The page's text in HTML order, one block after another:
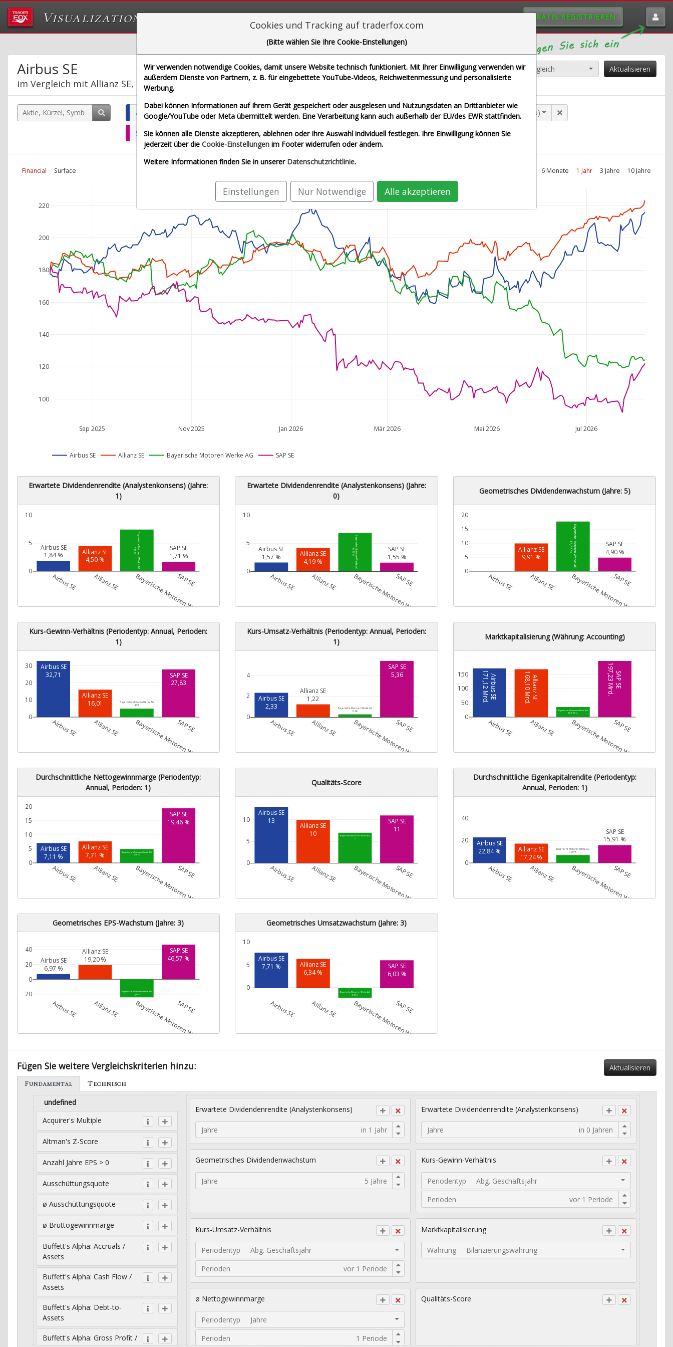
Visualizations GRATIS REGISTRIEREN
Airbus SE
im Vergleich mit Allianz SE, Bayerische Motoren Werke AG und SAP SE
Alle Aktien entfernen Standard-Vergleich Aktualisieren
Airbus SE (Echtzeit Euro) Allianz SE (Echtzeit Euro) Bayerische Motoren Werke AG (Echtzeit Euro)
SAP SE (Echtzeit Euro)
Financial Surface 6 Monate 1 Jahr 3 Jahre 10 Jahre
Sep 2025 Nov 2025 Jan 2026 Mär 2026 Mai 2026 Jul 2026
100
120
140
160
180
200
220
Airbus SE Allianz SE Bayerische Motoren Werke AG SAP SE
Erwartete Dividendenrendite (Analystenkonsens) (Jahre:
1)
Airbus SE
1,84 % Allianz SE
4,50 % Bayerische Motoren Werke AG
7,43 % SAP SE
1,71 %
Airbus SE Allianz SE Bayerische Motoren Werke AG
SAP SE
0
5
10
Erwartete Dividendenrendite (Analystenkonsens) (Jahre:
0)
Airbus SE
1,57 % Allianz SE
4,19 % Bayerische Motoren Werke AG
6,82 % SAP SE
1,55 %
Airbus SE Allianz SE Bayerische Motoren Werke AG
SAP SE
0
5
10
Geometrisches Dividendenwachstum (Jahre: 5)
Allianz SE
9,91 % Bayerische Motoren Werke AG
17,75 % SAP SE
4,90 %
Airbus SE Allianz SE Bayerische Motoren Werke AG
SAP SE
0
5
10
15
20
Kurs-Gewinn-Verhältnis (Periodentyp: Annual, Perioden:
1)
Airbus SE
32,71
Allianz SE
16,01 Bayerische Motoren Werke AG
4,98
SAP SE
27,83
Airbus SE Allianz SE Bayerische Motoren Werke AG
SAP SE
0
10
20
30
Kurs-Umsatz-Verhältnis (Periodentyp: Annual, Perioden:
1)
Airbus SE
2,33
Allianz SE
1,22
Bayerische Motoren Werke AG
0,26
SAP SE
5,36
Airbus SE Allianz SE Bayerische Motoren Werke AG
SAP SE
0
2
4
Marktkapitalisierung (Währung: Accounting)
Airbus SE
171,12 Mrd. Allianz SE
168,10 Mrd.
Bayerische Motoren Werke AG
35,35 Mrd.
SAP SE
197,23 Mrd.
Airbus SE Allianz SE Bayerische Motoren Werke AG
SAP SE
0
50
100
150
Durchschnittliche Nettogewinnmarge (Periodentyp:
Annual, Perioden: 1)
Airbus SE
7,11 %
Allianz SE
7,71 %
Bayerische Motoren Werke AG
4,98 %
SAP SE
19,46 %
Airbus SE Allianz SE Bayerische Motoren Werke AG
SAP SE
0
5
10
15
20
Qualitäts-Score
Airbus SE
13
Allianz SE
10
Bayerische Motoren Werke AG
7
SAP SE
11
Airbus SE Allianz SE Bayerische Motoren Werke AG
SAP SE
0
5
10
Durchschnittliche Eigenkapitalrendite (Periodentyp:
Annual, Perioden: 1)
Airbus SE
22,84 % Allianz SE
17,24 %
Bayerische Motoren Werke AG
7,07 %
SAP SE
15,91 %
Airbus SE Allianz SE Bayerische Motoren Werke AG
SAP SE
0
20
40
Geometrisches EPS-Wachstum (Jahre: 3)
Airbus SE
6,97 %
Allianz SE
19,20 %
Bayerische Motoren Werke AG
-24,21 %
SAP SE
46,57 %
Airbus SE Allianz SE Bayerische Motoren Werke AG
SAP SE
−20
0
20
40
Geometrisches Umsatzwachstum (Jahre: 3)
Airbus SE
7,71 % Allianz SE
6,34 %
Bayerische Motoren Werke AG
-2,19 %
SAP SE
6,03 %
Airbus SE Allianz SE Bayerische Motoren Werke AG
SAP SE
0
5
10
Fügen Sie weitere Vergleichskriterien hinzu: Aktualisieren
Fundamental Technisch
undefined
Acquirer's Multiple
Altman's Z-Score
Anzahl Jahre EPS > 0
Ausschüttungsquote
ø Ausschüttungsquote
ø Bruttogewinnmarge
Buffett's Alpha: Accruals /
Assets
Buffett's Alpha: Cash Flow /
Assets
Buffett's Alpha: Debt-to-
Assets
Buffett's Alpha: Gross Profit /
Erwartete Dividendenrendite (Analystenkonsens)
Jahre
Erwartete Dividendenrendite (Analystenkonsens)
Jahre
Geometrisches Dividendenwachstum
Jahre
Kurs-Gewinn-Verhältnis
Periodentyp
Abg. Geschäftsjahr
Perioden
Kurs-Umsatz-Verhältnis
Periodentyp
Abg. Geschäftsjahr
Perioden
Marktkapitalisierung
Währung Bilanzierungswährung
ø Nettogewinnmarge
Periodentyp
Jahre
Perioden
Qualitäts-Score
Cookies und Tracking auf traderfox.com
(Bitte wählen Sie Ihre Cookie-Einstellungen)
Wir verwenden notwendige Cookies, damit unsere Website technisch funktioniert. Mit Ihrer Einwilligung verwenden wir
außerdem Dienste von Partnern, z. B. für eingebettete YouTube-Videos, Reichweitenmessung und personalisierte
Werbung.
Dabei können Informationen auf Ihrem Gerät gespeichert oder ausgelesen und Nutzungsdaten an Drittanbieter wie
Google/YouTube oder Meta übermittelt werden. Eine Verarbeitung kann auch außerhalb der EU/des EWR stattfinden.
Sie können alle Dienste akzeptieren, ablehnen oder Ihre Auswahl individuell festlegen. Ihre Einwilligung können Sie
jederzeit über die Cookie-Einstellungen im Footer widerrufen oder ändern.
Weitere Informationen finden Sie in unserer Datenschutzrichtlinie.
Einstellungen Nur Notwendige Alle akzeptieren